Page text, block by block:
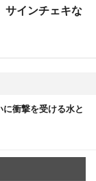
サインチェキな
衝撃を受ける水と